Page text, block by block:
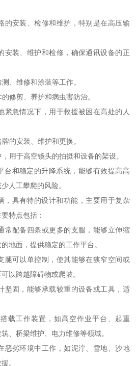
的安装、检修和维护，特别是在高压输
安装、维护和检修，确保通讯设备的正
、维修和涂装等工作。
修剪、养护和病虫害防治。
紧急情况下，用于救援被困在高处的人
的安装、维护和更换。
用于高空镜头的拍摄和设备的架设。
台和稳定的升降系统，能够有效提高高
人工攀爬的风险。
，具有特的设计和功能，主要用于复杂
特点包括：
常配备四条或更多的支腿，能够立伸缩
地面，提供稳定的工作平台。
腿可以单控制，使其能够在狭窄空间或
以跨越障碍物或爬坡。
坚固，能够承载较重的设备或工具，适
载工作装置，如高空作业平台、起重
、桥梁维护、电力维修等领域。
恶劣环境中工作，如泥泞、雪地、沙地
。